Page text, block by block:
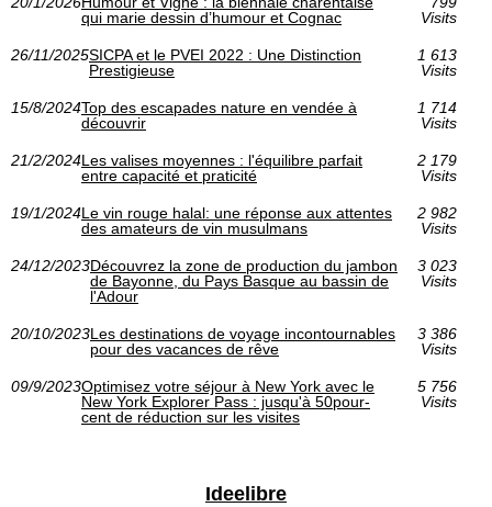
qui marie dessin d’humour et Cognac
Visits
26/11/2025SICPA et le PVEI 2022 : Une Distinction
Prestigieuse
1 613
Visits
15/8/2024Top des escapades nature en vendée à
découvrir
1 714
Visits
21/2/2024Les valises moyennes : l'équilibre parfait
entre capacité et praticité
2 179
Visits
19/1/2024Le vin rouge halal: une réponse aux attentes
des amateurs de vin musulmans
2 982
Visits
24/12/2023Découvrez la zone de production du jambon
de Bayonne, du Pays Basque au bassin de
l'Adour
3 023
Visits
20/10/2023Les destinations de voyage incontournables
pour des vacances de rêve
3 386
Visits
09/9/2023Optimisez votre séjour à New York avec le
New York Explorer Pass : jusqu'à 50pour-
cent de réduction sur les visites
5 756
Visits
Ideelibre